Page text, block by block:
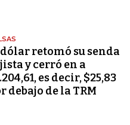
retomó su senda
y cerró en a
es decir, $25,83
debajo de la TRM